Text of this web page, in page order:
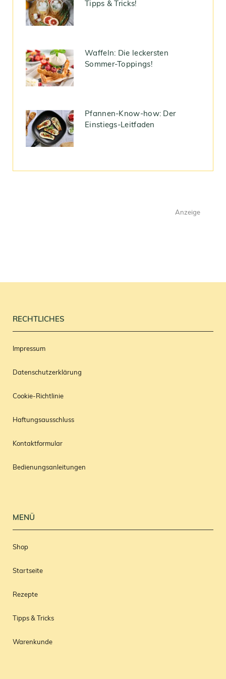
Tipps & Tricks!
Waffeln: Die leckersten
Sommer-Toppings!
Pfannen-Know-how: Der
Einstiegs-Leitfaden
Anzeige
RECHTLICHES
Impressum
Datenschutzerklärung
Cookie-Richtlinie
Haftungsausschluss
Kontaktformular
Bedienungsanleitungen
MENÜ
Shop
Startseite
Rezepte
Tipps & Tricks
Warenkunde